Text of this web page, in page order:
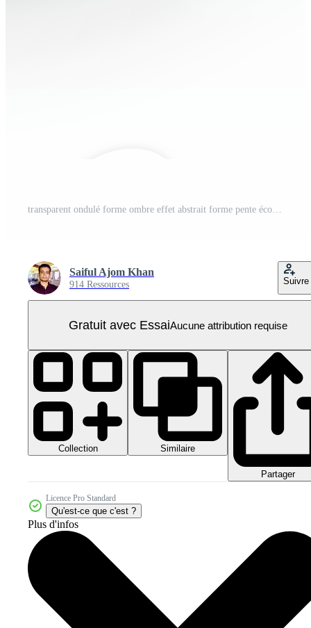
transparent ondulé forme ombre effet abstrait forme pente écoulement courbe vague isolé Contexte conception moderne modèle lisse mouvement décoratif élément PNG Pro
Saiful Ajom Khan
914 Ressources Suivre
Gratuit avec EssaiAucune attribution requise
Collection Similaire
Partager
Licence Pro Standard
Qu'est-ce que c'est ?
Plus d'infos